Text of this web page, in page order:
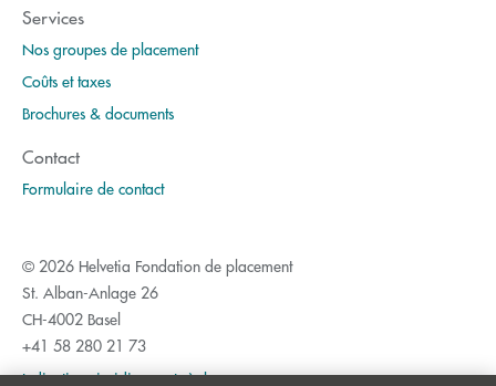
Services
Nos groupes de placement
Coûts et taxes
Brochures & documents
Contact
Formulaire de contact
© 2026 Helvetia Fondation de placement
St. Alban-Anlage 26
CH-4002 Basel
+41 58 280 21 73
Indications juridiques et règles